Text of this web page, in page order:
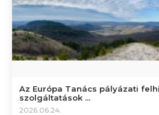
Az Európa Tanács pályázati
szolgáltatások ...
2026.06.24.